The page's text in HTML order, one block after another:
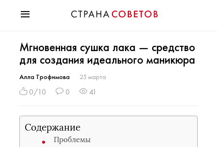
Мода
Звезды
Гороскопы
Здоровье
Хобби
Разное
Праздники
Мгновенная сушка лака — средство
для создания идеального маникюра
Алла Трофимова 25 марта
0/10 0 41
Содержание
Проблемы